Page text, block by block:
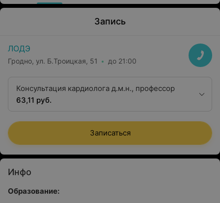
Запись
ЛОДЭ
Гродно, ул. Б.Троицкая, 51 до 21:00
Консультация кардиолога д.м.н., профессор
63,11 руб.
Записаться
Инфо
Образование: